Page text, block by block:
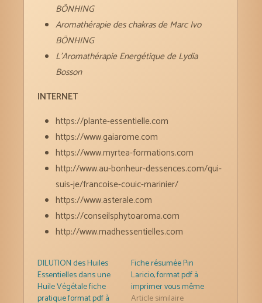
BÖNHING
Aromathérapie des chakras de Marc Ivo
BÖNHING
L’Aromathérapie Energétique de Lydia
Bosson
INTERNET
https://plante-essentielle.com
https://www.gaiarome.com
https://www.myrtea-formations.com
http://www.au-bonheur-dessences.com/qui-
suis-je/francoise-couic-marinier/
https://www.asterale.com
https://conseilsphytoaroma.com
http://www.madhessentielles.com
DILUTION des Huiles
Essentielles dans une
Huile Végétale fiche
pratique format pdf à
Fiche résumée Pin
Laricio, format pdf à
imprimer vous même
Article similaire